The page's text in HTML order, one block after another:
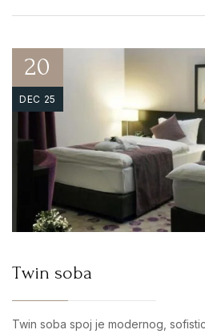
20
DEC 25
Twin soba
Twin soba spoj je modernog,